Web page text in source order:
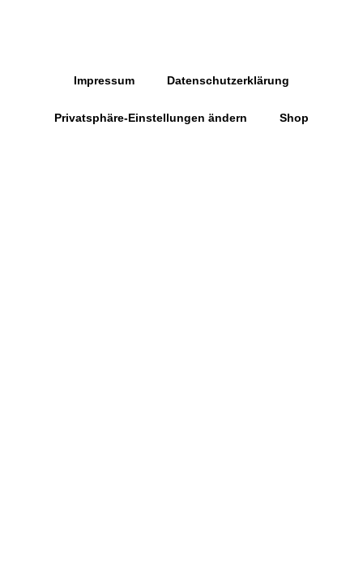
Impressum Datenschutzerklärung
Privatsphäre-Einstellungen ändern Shop